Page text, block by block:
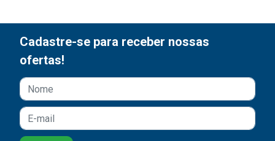
Cadastre-se para receber nossas
ofertas!